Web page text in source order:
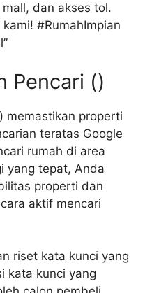
dan akses tol.
#RumahImpian
Pencari ()
memastikan properti
teratas Google
rumah di area
yang tepat, Anda
properti dan
aktif mencari
riset kata kunci yang
kata kunci yang